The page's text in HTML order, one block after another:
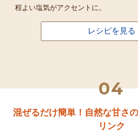
程よい塩気がアクセントに。
レシピを見る
04
混ぜるだけ簡単！自然な甘さ
リンク